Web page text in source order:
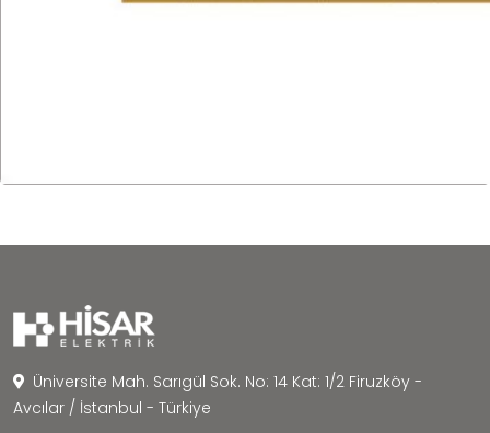
Üniversite Mah. Sarıgül Sok. No: 14 Kat: 1/2 Firuzköy -
Avcılar / İstanbul - Türkiye